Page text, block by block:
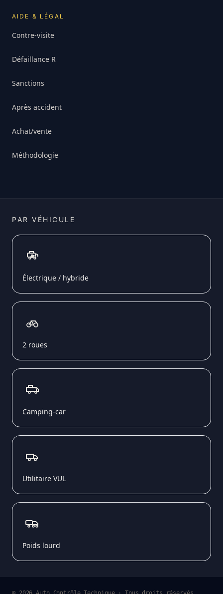
AIDE & LÉGAL
Contre-visite
Défaillance R
Sanctions
Après accident
Achat/vente
Méthodologie
PAR VÉHICULE
Électrique / hybride
2 roues
Camping-car
Utilitaire VUL
Poids lourd